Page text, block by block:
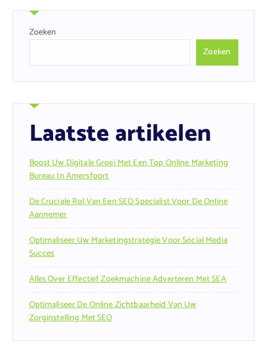
Zoeken
Zoeken
Laatste artikelen
Boost Uw Digitale Groei Met Een Top Online Marketing
Bureau In Amersfoort
De Cruciale Rol Van Een SEO Specialist Voor De Online
Aannemer
Optimaliseer Uw Marketingstrategie Voor Social Media
Succes
Alles Over Effectief Zoekmachine Adverteren Met SEA
Optimaliseer De Online Zichtbaarheid Van Uw
Zorginstelling Met SEO